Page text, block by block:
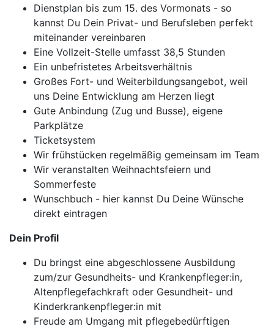
Dienstplan bis zum 15. des Vormonats - so
kannst Du Dein Privat- und Berufsleben perfekt
miteinander vereinbaren
Eine Vollzeit-Stelle umfasst 38,5 Stunden
Ein unbefristetes Arbeitsverhältnis
Großes Fort- und Weiterbildungsangebot, weil
uns Deine Entwicklung am Herzen liegt
Gute Anbindung (Zug und Busse), eigene
Parkplätze
Ticketsystem
Wir frühstücken regelmäßig gemeinsam im Team
Wir veranstalten Weihnachtsfeiern und
Sommerfeste
Wunschbuch - hier kannst Du Deine Wünsche
direkt eintragen
Dein Profil
Du bringst eine abgeschlossene Ausbildung
zum/zur Gesundheits- und Krankenpfleger:in,
Altenpflegefachkraft oder Gesundheit- und
Kinderkrankenpfleger:in mit
Freude am Umgang mit pflegebedürftigen